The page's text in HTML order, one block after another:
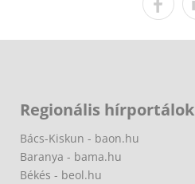
Regionális hírportálok
Bács-Kiskun - baon.hu
Baranya - bama.hu
Békés - beol.hu